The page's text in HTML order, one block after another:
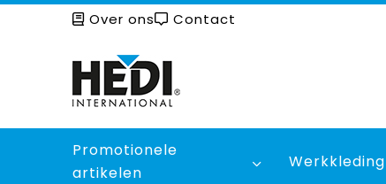
Over ons Contact
Promotionele
artikelen
Werkkleding